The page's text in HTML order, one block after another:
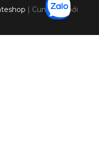
| Cung cấp bởi